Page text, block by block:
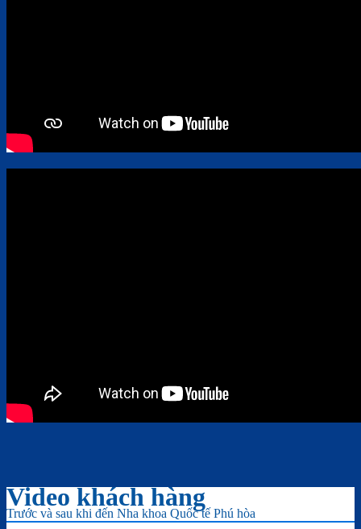
Video khách hàng
Trước và sau khi đến Nha khoa Quốc tế Phú hòa